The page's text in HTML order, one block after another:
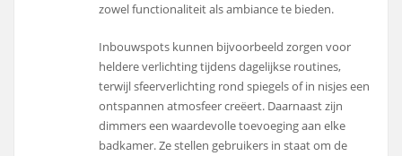
zowel functionaliteit als ambiance te bieden.
Inbouwspots kunnen bijvoorbeeld zorgen voor
heldere verlichting tijdens dagelijkse routines,
terwijl sfeerverlichting rond spiegels of in nisjes een
ontspannen atmosfeer creëert. Daarnaast zijn
dimmers een waardevolle toevoeging aan elke
badkamer. Ze stellen gebruikers in staat om de